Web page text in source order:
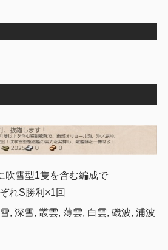
吹雪型1隻を含む編成で
れS勝利×1回
, 深雪, 叢雲, 薄雲, 白雲, 磯波, 浦波